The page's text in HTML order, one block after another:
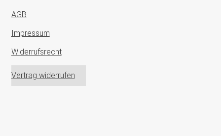
AGB
Impressum
Widerrufsrecht
Vertrag widerrufen